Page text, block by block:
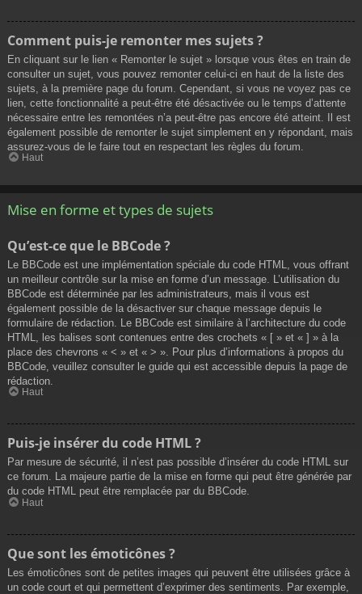
Comment puis-je remonter mes sujets ?
En cliquant sur le lien « Remonter le sujet » lorsque vous êtes en train de
consulter un sujet, vous pouvez remonter celui-ci en haut de la liste des
sujets, à la première page du forum. Cependant, si vous ne voyez pas ce
lien, cette fonctionnalité a peut-être été désactivée ou le temps d’attente
nécessaire entre les remontées n’a peut-être pas encore été atteint. Il est
également possible de remonter le sujet simplement en y répondant, mais
assurez-vous de le faire tout en respectant les règles du forum.
Haut
Mise en forme et types de sujets
Qu’est-ce que le BBCode ?
Le BBCode est une implémentation spéciale du code HTML, vous offrant
un meilleur contrôle sur la mise en forme d’un message. L’utilisation du
BBCode est déterminée par les administrateurs, mais il vous est
également possible de la désactiver sur chaque message depuis le
formulaire de rédaction. Le BBCode est similaire à l’architecture du code
HTML, les balises sont contenues entre des crochets « [ » et « ] » à la
place des chevrons « < » et « > ». Pour plus d’informations à propos du
BBCode, veuillez consulter le guide qui est accessible depuis la page de
rédaction.
Haut
Puis-je insérer du code HTML ?
Par mesure de sécurité, il n’est pas possible d’insérer du code HTML sur
ce forum. La majeure partie de la mise en forme qui peut être générée par
du code HTML peut être remplacée par du BBCode.
Haut
Que sont les émoticônes ?
Les émoticônes sont de petites images qui peuvent être utilisées grâce à
un code court et qui permettent d’exprimer des sentiments. Par exemple,